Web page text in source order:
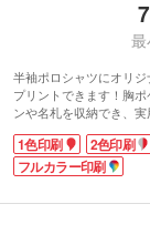
半袖ポロシャツにオリ
プリントできます！胸
ンや名札を収納でき、
性・速乾性に優れた薄
で、サラッとした快適な
らに屋外の活動にも嬉し
印刷は1色・2色・フル
1色印刷
2色印刷
フルカラー印刷